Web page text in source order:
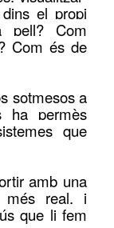
el propi
pell? Com
Com és de
sotmesos a
ha permès
que
amb una
més real, i
que li fem